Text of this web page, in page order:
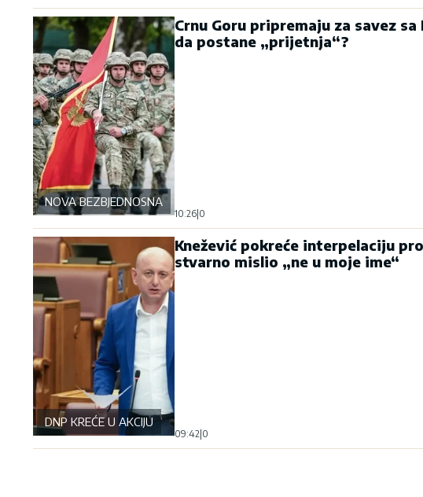
NOVA BEZBJEDNOSNA OSOVINA
Crnu Goru pripremaju za savez
da postane „prijetnja“?
10:26|0
DNP KREĆE U AKCIJU
Knežević pokreće interpelaciju
stvarno mislio „ne u moje ime“
09:42|0